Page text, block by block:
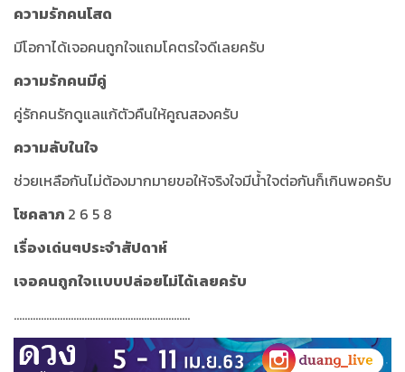
ความรักคนโสด
มีโอกาได้เจอคนถูกใจแถมโคตรใจดีเลยครับ
ความรักคนมีคู่
คู่รักคนรักดูแลแก้ตัวคืนให้คูณสองครับ
ความลับในใจ
ช่วยเหลือกันไม่ต้องมากมายขอให้จริงใจมีน้ำใจต่อกันก็เกินพอครับ
โชคลาภ 2 6 5 8
เรื่องเด่นๆประจำสัปดาห์
เจอคนถูกใจเเบบปล่อยไม่ได้เลยครับ
.................................................................